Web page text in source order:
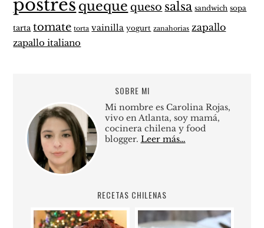
postres queque queso salsa sandwich sopa
tarta tomate torta vainilla yogurt zanahorias zapallo
zapallo italiano
SOBRE MI
Mi nombre es Carolina Rojas,
vivo en Atlanta, soy mamá,
cocinera chilena y food
blogger. Leer más…
RECETAS CHILENAS